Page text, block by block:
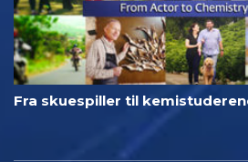
Fra skuespiller til